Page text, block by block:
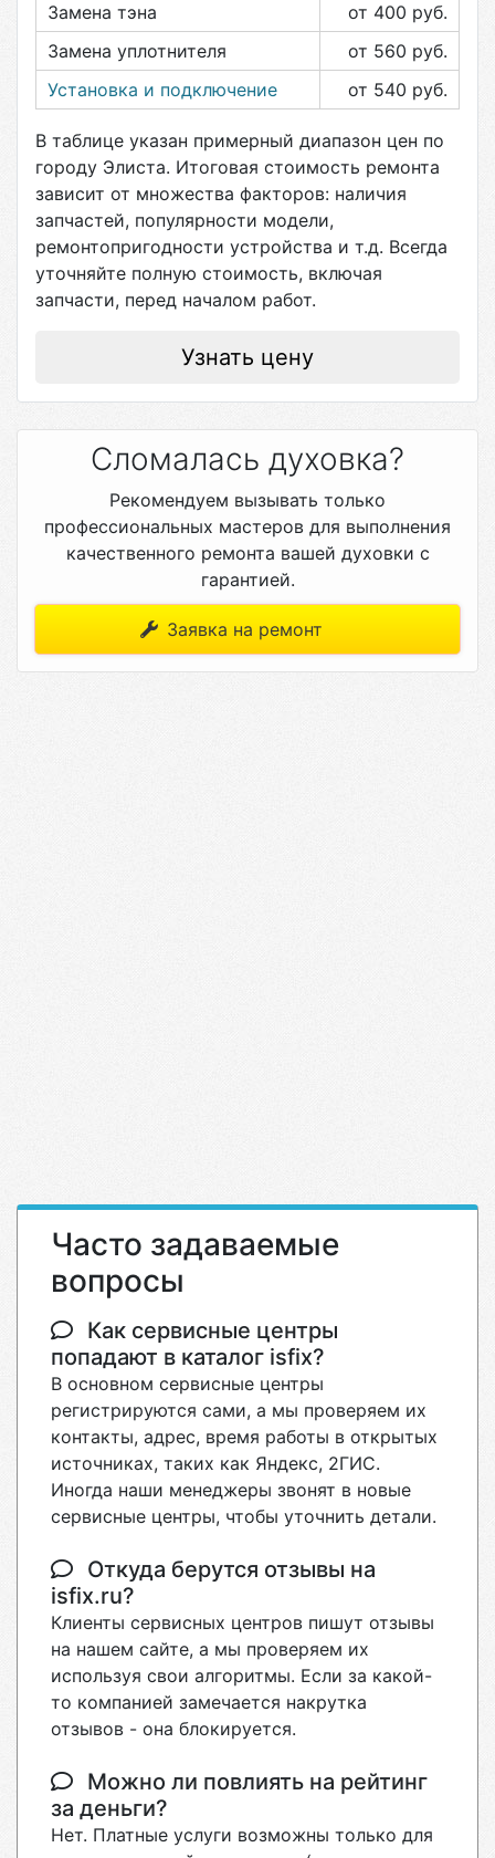
Замена тэна
от 400 руб.
Замена уплотнителя
от 560 руб.
Установка и подключение
от 540 руб.
В таблице указан примерный диапазон цен по
городу Элиста. Итоговая стоимость ремонта
зависит от множества факторов: наличия
запчастей, популярности модели,
ремонтопригодности устройства и т.д. Всегда
уточняйте полную стоимость, включая
запчасти, перед началом работ.
Узнать цену
Сломалась духовка?
Рекомендуем вызывать только
профессиональных мастеров для выполнения
качественного ремонта вашей духовки с
гарантией.
Заявка на ремонт
Часто задаваемые
вопросы
Как сервисные центры
попадают в каталог isfix?
В основном сервисные центры
регистрируются сами, а мы проверяем их
контакты, адрес, время работы в открытых
источниках, таких как Яндекс, 2ГИС.
Иногда наши менеджеры звонят в новые
сервисные центры, чтобы уточнить детали.
Откуда берутся отзывы на
isfix.ru?
Клиенты сервисных центров пишут отзывы
на нашем сайте, а мы проверяем их
используя свои алгоритмы. Если за какой-
то компанией замечается накрутка
отзывов - она блокируется.
Можно ли повлиять на рейтинг
за деньги?
Нет. Платные услуги возможны только для